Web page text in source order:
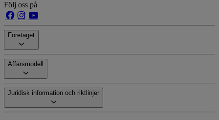
Följ oss på
Företaget
Affärsmodell
Juridisk information och riktlinjer